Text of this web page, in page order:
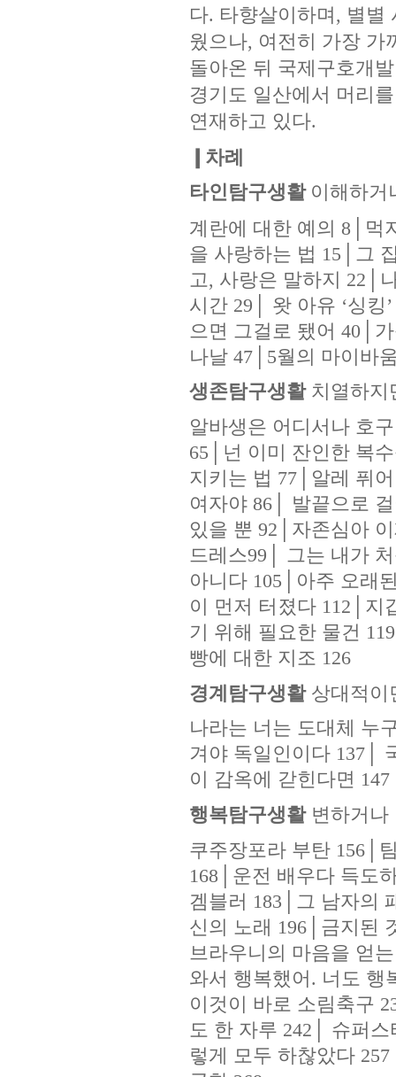
다. 타향살이하며, 별별
웠으나, 여전히 가장 가
돌아온 뒤 국제구호개
경기도 일산에서 머리
연재하고 있다.
❙차례
타인탐구생활 이해하거
계란에 대한 예의 8│먹
을 사랑하는 법 15│그
고, 사랑은 말하지 22│
시간 29│ 왓 아유 ‘싱
으면 그걸로 됐어 40│
나날 47│5월의 마이바
생존탐구생활치열하지
알바생은 어디서나 호
65│넌 이미 잔인한 복
지키는 법 77│알레 퓌
여자야 86│ 발끝으로
있을 뿐 92│자존심아
드레스99│ 그는 내가
아니다 105│아주 오래
이 먼저 터졌다 112│지
기 위해 필요한 물건
빵에 대한 지조 126
경계탐구생활상대적이
나라는 너는 도대체 누
겨야 독일인이다 137│
이 감옥에 갇힌다면 147
행복탐구생활변하거나
쿠주장포라 부탄 156│
168
운전 배우다 득도
겜블러 183
그 남자의
신의 노래 196│ 금지된
브라우니의 마음을 얻
와서 행복했어. 너도 행
이것이 바로 소림축구
도 한 자루 242
슈퍼스
렇게 모두 하찮았다 257